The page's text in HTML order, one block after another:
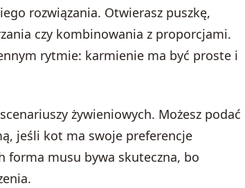
rozwiązania. Otwierasz puszkę,
czy kombinowania z proporcjami.
rytmie: karmienie ma być proste i
żywieniowych. Możesz podać
jeśli kot ma swoje preferencje
forma musu bywa skuteczna, bo